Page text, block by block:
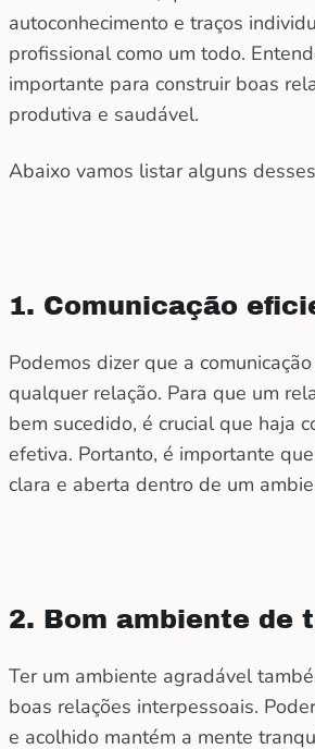
autoconhecimento e traços
profissional como um todo.
importante para construir boas
produtiva e saudável.
Abaixo vamos listar alguns
1. Comunicação
Podemos dizer que a
qualquer relação. Para que um
bem sucedido, é crucial que haja
efetiva. Portanto, é importante
clara e aberta dentro de um
2. Bom ambiente de
Ter um ambiente agradável
boas relações interpessoais.
e acolhido mantém a mente